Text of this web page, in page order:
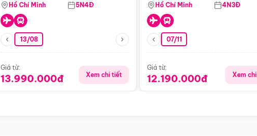
Singapore
Hồ Chí Minh 5N4Đ
13/08
Giá từ:
13.990.000đ Xem chi tiết
Hồ Chí Minh 4N3Đ
07/11
Giá từ:
12.190.000đ Xem